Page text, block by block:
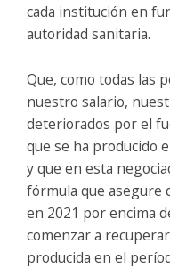
cada institución en
autoridad sanitaria.
Que, como todas las
nuestro salario,
deteriorados por el
que se ha producido
y que en esta
fórmula que asegure
en 2021 por encima
comenzar a
producida en el